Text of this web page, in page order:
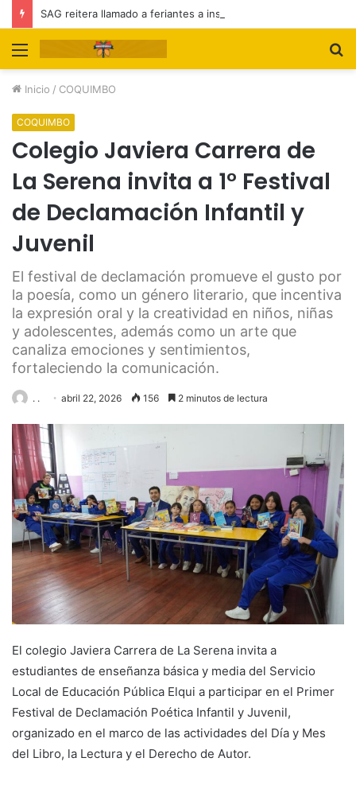
Menú
Inicio / COQUIMBO
COQUIMBO
Colegio Javiera Carrera de
La Serena invita a 1° Festival
de Declamación Infantil y
Juvenil
El festival de declamación promueve el gusto por
la poesía, como un género literario, que incentiva
la expresión oral y la creatividad en niños, niñas
y adolescentes, además como un arte que
canaliza emociones y sentimientos,
fortaleciendo la comunicación.
. . abril 22, 2026 156 2 minutos de lectura
El colegio Javiera Carrera de La Serena invita a
estudiantes de enseñanza básica y media del Servicio
Local de Educación Pública Elqui a participar en el Primer
Festival de Declamación Poética Infantil y Juvenil,
organizado en el marco de las actividades del Día y Mes
del Libro, la Lectura y el Derecho de Autor.